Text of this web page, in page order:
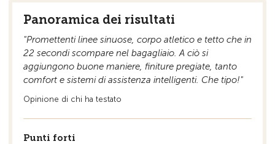
Panoramica dei risultati
"Promettenti linee sinuose, corpo atletico e tetto che in
22 secondi scompare nel bagagliaio. A ciò si
aggiungono buone maniere, finiture pregiate, tanto
comfort e sistemi di assistenza intelligenti. Che tipo!"
Opinione di chi ha testato
Punti forti